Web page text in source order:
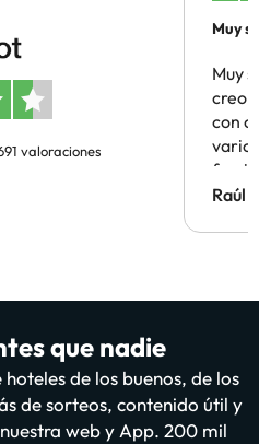
valoraciones
Muy
Muy
creo
con
Hotel
Raúl
que nadie
de los buenos, de los
de sorteos, contenido útil y
web y App. 200 mil